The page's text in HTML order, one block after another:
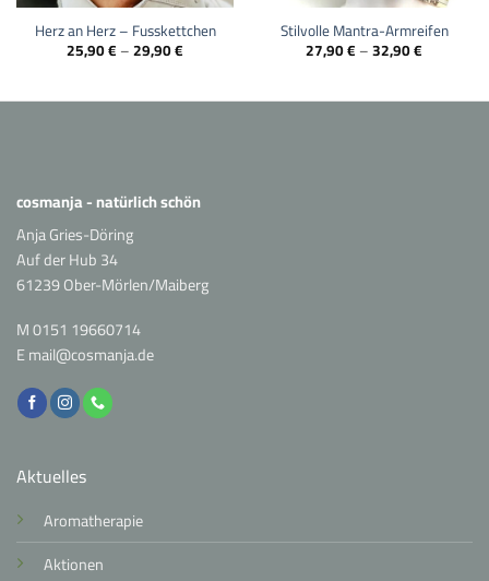
Herz an Herz – Fusskettchen
25,90€–29,90€
Stilvolle Mantra-Armreifen
27,90€–32,90€
cosmanja - natürlich schön
Anja Gries-Döring
Auf der Hub 34
61239 Ober-Mörlen/Maiberg
M0151 19660714
Email@cosmanja.de
Aktuelles
Aromatherapie
Aktionen